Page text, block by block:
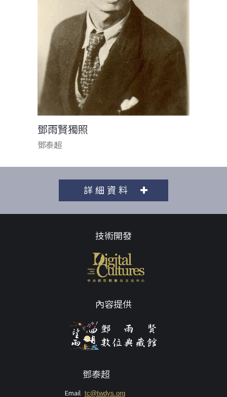
鄧雨賢獨照
鄧泰超
詳細資料
技術開發
內容提供
鄧泰超
Email tc@twdys.org